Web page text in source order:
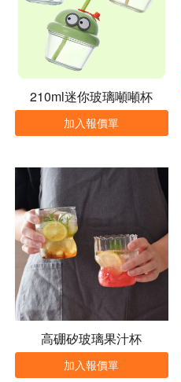
210ml迷你玻璃噸噸杯
加入報價單
高硼矽玻璃果汁杯
加入報價單